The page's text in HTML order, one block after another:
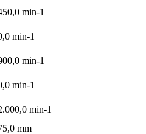
min-1
min-1
min-1
min-1
min-1
mm